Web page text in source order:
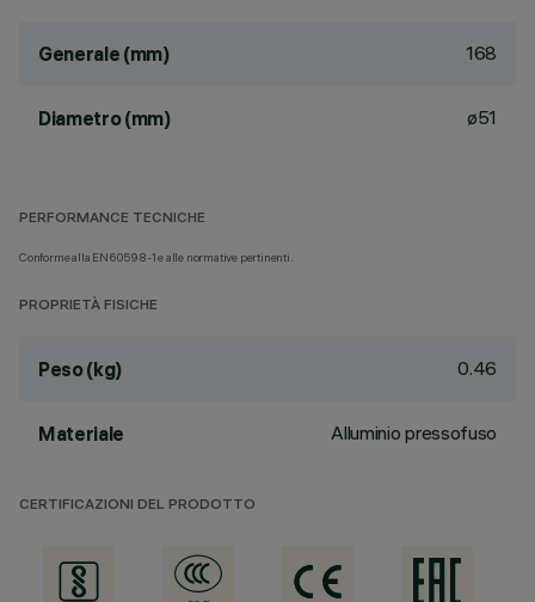
Generale (mm) 168
Diametro (mm) ø51
PERFORMANCE TECNICHE
Conforme alla EN60598-1 e alle normative pertinenti.
PROPRIETÀ FISICHE
Peso (kg) 0.46
Materiale Alluminio pressofuso
CERTIFICAZIONI DEL PRODOTTO